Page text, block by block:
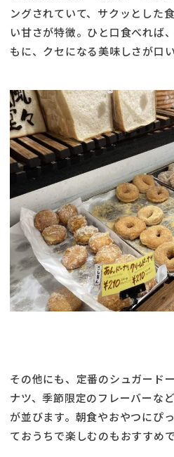
ングされていて、サクッとした
い甘さが特徴。ひと口食べれば
もに、クセになる美味しさが口
その他にも、定番のシュガード
ナツ、季節限定のフレーバーな
が並びます。朝食やおやつにぴ
ておうちで楽しむのもおすすめで